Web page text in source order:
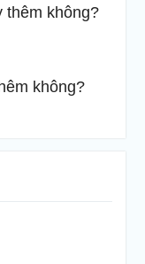
thêm không?
không?